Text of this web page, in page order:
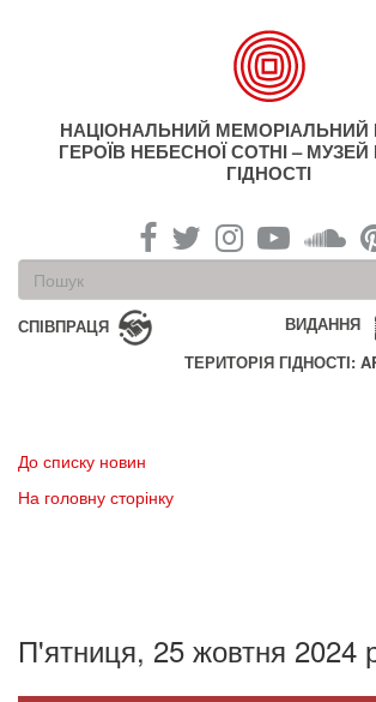
НАЦІОНАЛЬНИЙ
ГЕРОЇВ НЕБЕСНОЇ СОТНІ –
ГІДНОСТІ
Пошукова
форма
Пошук
СПІВПРАЦЯ
ВИДАННЯ
ТЕРИТОРІЯ ГІДНОСТІ:
До списку новин
На головну сторінку
П'ятниця, 25 жовтня 2024